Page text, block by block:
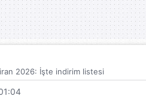
2026: İşte indirim listesi